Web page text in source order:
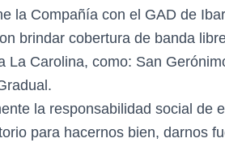
la Compañía con el GAD de
brindar cobertura de banda
La Carolina, como: San
la responsabilidad social de
para hacernos bien, darnos